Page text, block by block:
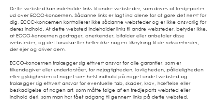
Dette websted kan indeholde links til andre websteder, som drives af tredjeparter
ud over ECCO-koncernen. Sådanne links er lagt ind alene for at gøre det nemt for
dig. ECCO-koncernen kontrollerer ikke sådanne websteder og er ikke ansvarlig for
deres indhold. At dette websted indeholder links til andre websteder, betyder ikke,
at ECCO-koncernen godtager, anerkender, bifalder eller anbefaler disse
websteder, og det forudsætter heller ikke nogen tilknytning til de virksomheder,
der ejer og driver dem.
ECCO-koncernen fralægger sig ethvert ansvar for alle garantier, som er
tilkendegivet eller underforstået, for nøjagtigheden, lovligheden, pålideligheden
eller gyldigheden af noget som helst indhold på noget andet websted og
fralægger sig ethvert ansvar for eventuelle tab, skader, krav, hæftelse eller
beskadigelse af nogen art, som måtte følge af en tredjeparts websted eller
indhold deri, som man har fået adgang til gennem links på dette websted.